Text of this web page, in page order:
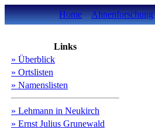
Home Ahnenforschung
Links
» Überblick
» Ortslisten
» Namenslisten
» Lehmann in Neukirch
» Ernst Julius Grunewald